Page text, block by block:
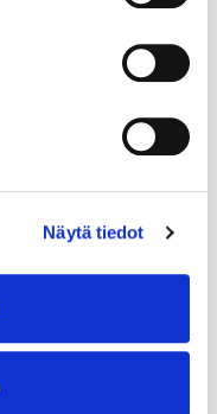
Näytä tiedot